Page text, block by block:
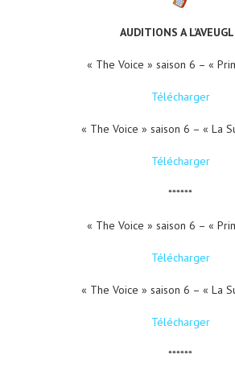
AUDITIONS A
« The Voice » saison 6 – «
Télécharger
« The Voice » saison 6 – « La
Télécharger
******
« The Voice » saison 6 – «
Télécharger
« The Voice » saison 6 – « La
Télécharger
******